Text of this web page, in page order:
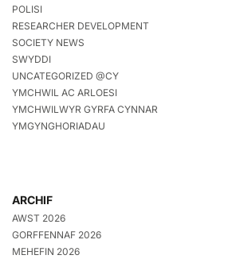
POLISI
RESEARCHER DEVELOPMENT
SOCIETY NEWS
SWYDDI
UNCATEGORIZED @CY
YMCHWIL AC ARLOESI
YMCHWILWYR GYRFA CYNNAR
YMGYNGHORIADAU
ARCHIF
AWST 2026
GORFFENNAF 2026
MEHEFIN 2026